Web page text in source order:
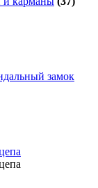
замок